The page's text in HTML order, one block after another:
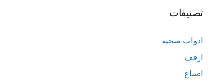
تصنيفات
ادوات صحية
ارفف
اصباغ